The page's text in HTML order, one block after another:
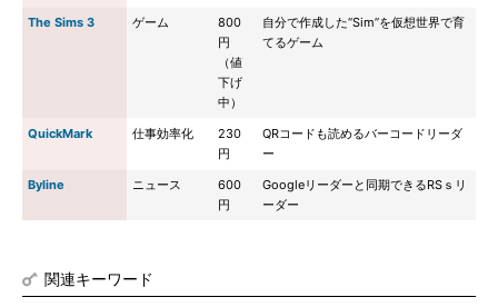
The Sims 3
ゲーム
800
円
（値
下げ
中）
自分で作成した“Sim”を仮想世界で育
てるゲーム
QuickMark 仕事効率化
230
円
QRコードも読めるバーコードリーダ
ー
Byline
ニュース
600
円
Googleリーダーと同期できるRSｓリ
ーダー
関連キーワード